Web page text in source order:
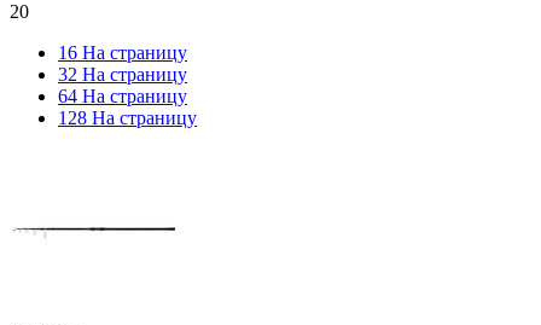
20
16 На страницу
32 На страницу
64 На страницу
128 На страницу